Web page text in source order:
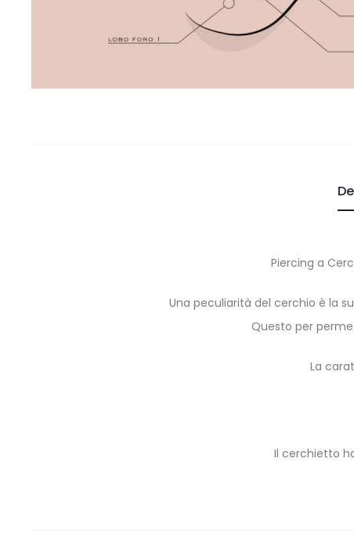
Piercing a
Una peculiarità del cerchio è la
Questo per
La
Il cerchietto